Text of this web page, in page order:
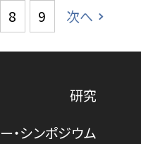
8 9 次へ
研究
・シンポジウム